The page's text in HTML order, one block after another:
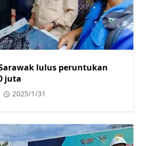
lulus peruntukan
juta
2025/1/31